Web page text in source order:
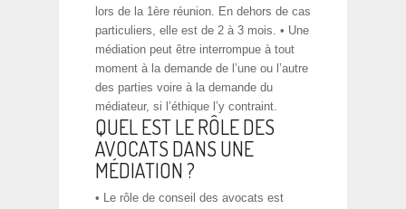
lors de la 1ère réunion. En dehors de cas
particuliers, elle est de 2 à 3 mois. • Une
médiation peut être interrompue à tout
moment à la demande de l’une ou l’autre
des parties voire à la demande du
médiateur, si l’éthique l’y contraint.
QUEL EST LE RÔLE DES
AVOCATS DANS UNE
MÉDIATION ?
• Le rôle de conseil des avocats est